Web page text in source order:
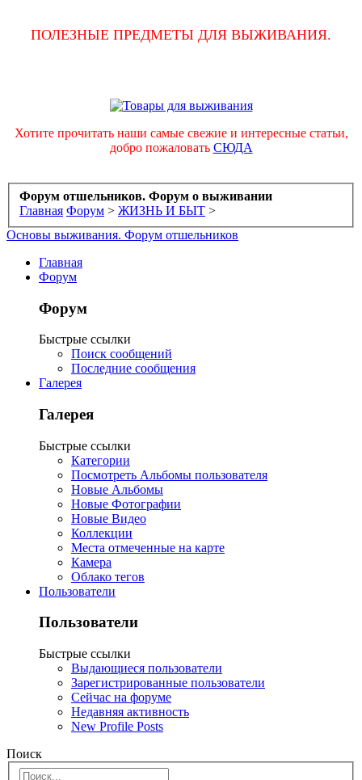
ПОЛЕЗНЫЕ ПРЕДМЕТЫ ДЛЯ ВЫЖИВАНИЯ.
Хотите прочитать наши самые свежие и интересные статьи,
добро пожаловать СЮДА
Форум отшельников. Форум о выживании
Главная Форум > ЖИЗНЬ И БЫТ >
Основы выживания. Форум отшельников
Главная
Форум
Форум
Быстрые ссылки
Поиск сообщений
Последние сообщения
Галерея
Галерея
Быстрые ссылки
Категории
Посмотреть Альбомы пользователя
Новые Альбомы
Новые Фотографии
Новые Видео
Коллекции
Места отмеченные на карте
Камера
Облако тегов
Пользователи
Пользователи
Быстрые ссылки
Выдающиеся пользователи
Зарегистрированные пользователи
Сейчас на форуме
Недавняя активность
New Profile Posts
Поиск